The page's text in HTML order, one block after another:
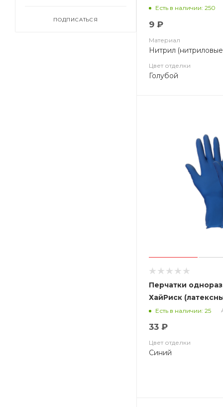
Есть в наличии: 250
9 ₽
Материал
Нитрил
Цвет отделки
Голубой
Перчатки
ХайРиск
текстур., 26гр,
Есть в наличии: 25
33 ₽
Цвет отделки
Синий
ПОДПИСАТЬСЯ